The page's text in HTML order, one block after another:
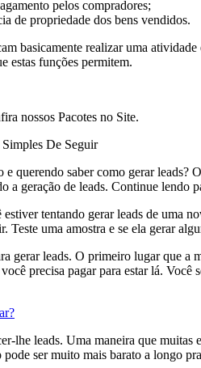
pelos compradores;
de propriedade dos bens vendidos.
basicamente realizar uma
estas funções permitem.
nossos Pacotes no Site.
De Seguir
e querendo saber como gerar
a geração de leads. Continue lendo
estiver tentando gerar leads de
Teste uma amostra e se ela gerar
gerar leads. O primeiro lugar que
precisa pagar para estar lá.
lhe leads. Uma maneira que muitas
ser muito mais barato a longo